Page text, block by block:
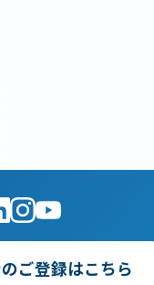
ご登録はこちら